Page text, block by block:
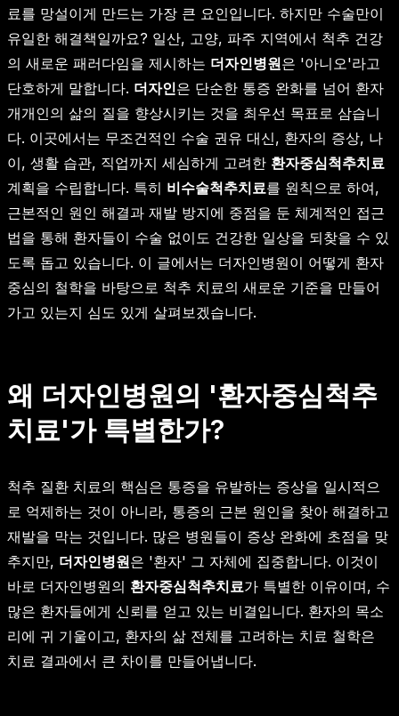
료를 망설이게 만드는 가장 큰 요인입니다. 하지만 수술만이
유일한 해결책일까요? 일산, 고양, 파주 지역에서 척추 건강
의 새로운 패러다임을 제시하는 더자인병원은 '아니오'라고
단호하게 말합니다. 더자인은 단순한 통증 완화를 넘어 환자
개개인의 삶의 질을 향상시키는 것을 최우선 목표로 삼습니
다. 이곳에서는 무조건적인 수술 권유 대신, 환자의 증상, 나
이, 생활 습관, 직업까지 세심하게 고려한 환자중심척추치료
계획을 수립합니다. 특히 비수술척추치료를 원칙으로 하여,
근본적인 원인 해결과 재발 방지에 중점을 둔 체계적인 접근
법을 통해 환자들이 수술 없이도 건강한 일상을 되찾을 수 있
도록 돕고 있습니다. 이 글에서는 더자인병원이 어떻게 환자
중심의 철학을 바탕으로 척추 치료의 새로운 기준을 만들어
가고 있는지 심도 있게 살펴보겠습니다.
왜 더자인병원의 '환자중심척추
치료'가 특별한가?
척추 질환 치료의 핵심은 통증을 유발하는 증상을 일시적으
로 억제하는 것이 아니라, 통증의 근본 원인을 찾아 해결하고
재발을 막는 것입니다. 많은 병원들이 증상 완화에 초점을 맞
추지만, 더자인병원은 '환자' 그 자체에 집중합니다. 이것이
바로 더자인병원의 환자중심척추치료가 특별한 이유이며, 수
많은 환자들에게 신뢰를 얻고 있는 비결입니다. 환자의 목소
리에 귀 기울이고, 환자의 삶 전체를 고려하는 치료 철학은
치료 결과에서 큰 차이를 만들어냅니다.